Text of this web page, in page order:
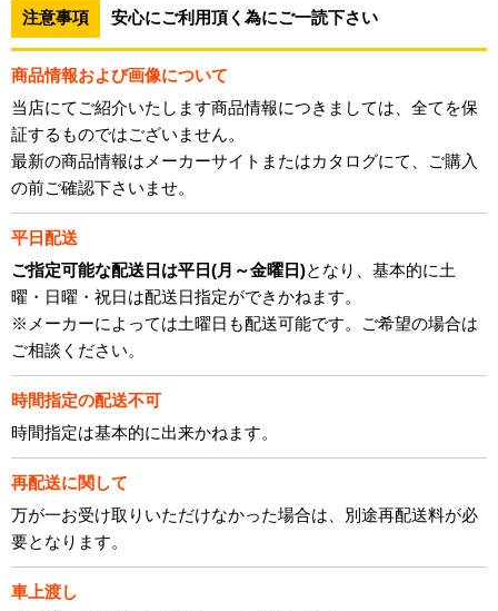
注意事項 安心にご利用頂く為にご一読下さい
商品情報および画像について
当店にてご紹介いたします商品情報につきましては、全てを保
証するものではございません。
最新の商品情報はメーカーサイトまたはカタログにて、ご購入
の前ご確認下さいませ。
平日配送
ご指定可能な配送日は平日(月～金曜日)となり、基本的に土
曜・日曜・祝日は配送日指定ができかねます。
※メーカーによっては土曜日も配送可能です。ご希望の場合は
ご相談ください。
時間指定の配送不可
時間指定は基本的に出来かねます。
再配送に関して
万が一お受け取りいただけなかった場合は、別途再配送料が必
要となります。
車上渡し